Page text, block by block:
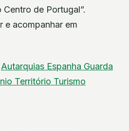
de Portugal”.
e acompanhar em
Autarquias Espanha Guarda
Território Turismo